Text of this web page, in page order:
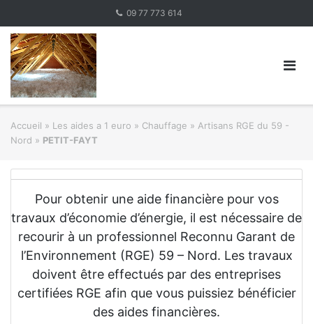
content
09 77 773 614
Accueil » Les aides a 1 euro » Chauffage » Artisans RGE du 59 -
Nord » PETIT-FAYT
Pour obtenir une aide financière pour vos
travaux d’économie d’énergie, il est nécessaire de
recourir à un professionnel Reconnu Garant de
l’Environnement (RGE) 59 – Nord. Les travaux
doivent être effectués par des entreprises
certifiées RGE afin que vous puissiez bénéficier
des aides financières.